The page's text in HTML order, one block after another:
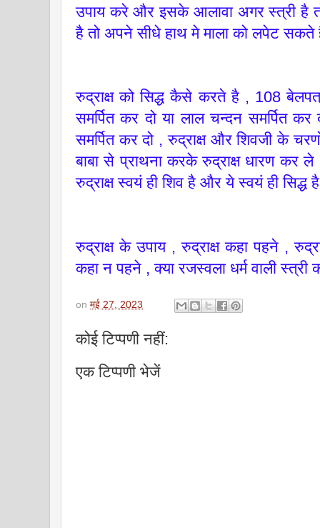
उपाय करे और इसके आलावा अगर स्त्री है
है तो अपने सीधे हाथ मे माला को लपेट
रुद्राक्ष को सिद्ध कैसे करते है , 108
समर्पित कर दो या लाल चन्दन समर्पित
समर्पित कर दो , रुद्राक्ष और शिवजी के
बाबा से प्राथना करके रुद्राक्ष धारण कर ले
रुद्राक्ष स्वयं ही शिव है और ये स्वयं ही सिद्ध
रुद्राक्ष के उपाय , रुद्राक्ष कहा पहने ,
कहा न पहने , क्या रजस्वला धर्म वाली स्त्री
on मई 27, 2023
कोई टिप्पणी नहीं:
एक टिप्पणी भेजें